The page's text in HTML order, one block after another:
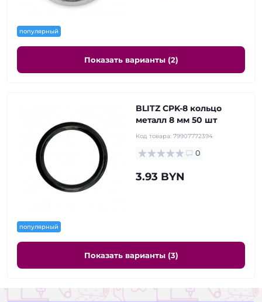
популярный
Показать варианты (2)
популярный
BLITZ CPK-8 кольцо
металл 8 мм 50 шт
Код товара: 79907772394
0
3.93 BYN
Показать варианты (3)